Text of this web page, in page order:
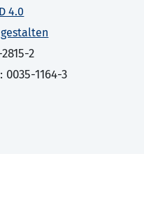
4.0
2
1164-3